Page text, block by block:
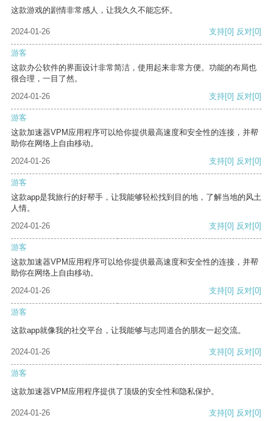
这款游戏的剧情非常感人，让我久久不能忘怀。
2024-01-26 支持[0] 反对[0]
游客
这款办公软件的界面设计非常简洁，使用起来非常方便。功能的布局也
很合理，一目了然。
2024-01-26
支持[0] 反对[0]
游客
这款加速器VPM应用程序可以给你提供最高速度和安全性的连接，并帮
助你在网络上自由移动。
2024-01-26
支持[0] 反对[0]
游客
这款app是我旅行的好帮手，让我能够轻松找到目的地，了解当地的风土
人情。
2024-01-26
支持[0] 反对[0]
游客
这款加速器VPM应用程序可以给你提供最高速度和安全性的连接，并帮
助你在网络上自由移动。
2024-01-26
支持[0] 反对[0]
游客
这款app就像我的社交平台，让我能够与志同道合的朋友一起交流。
2024-01-26 支持[0] 反对[0]
游客
这款加速器VPM应用程序提供了顶级的安全性和隐私保护。
2024-01-26 支持[0] 反对[0]